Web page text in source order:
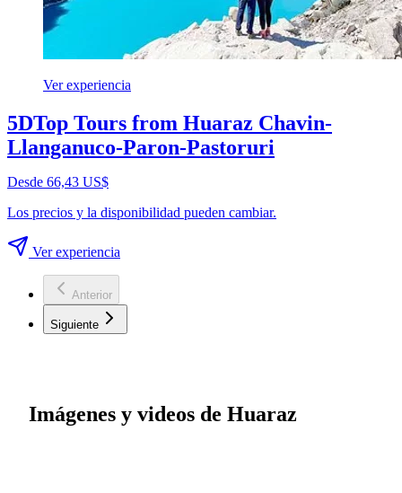
Ver experiencia
5DTop Tours from Huaraz Chavin-
Llanganuco-Paron-Pastoruri
Desde 66,43 US$
Los precios y la disponibilidad pueden cambiar.
Ver experiencia
Anterior
Siguiente
Imágenes y videos de Huaraz